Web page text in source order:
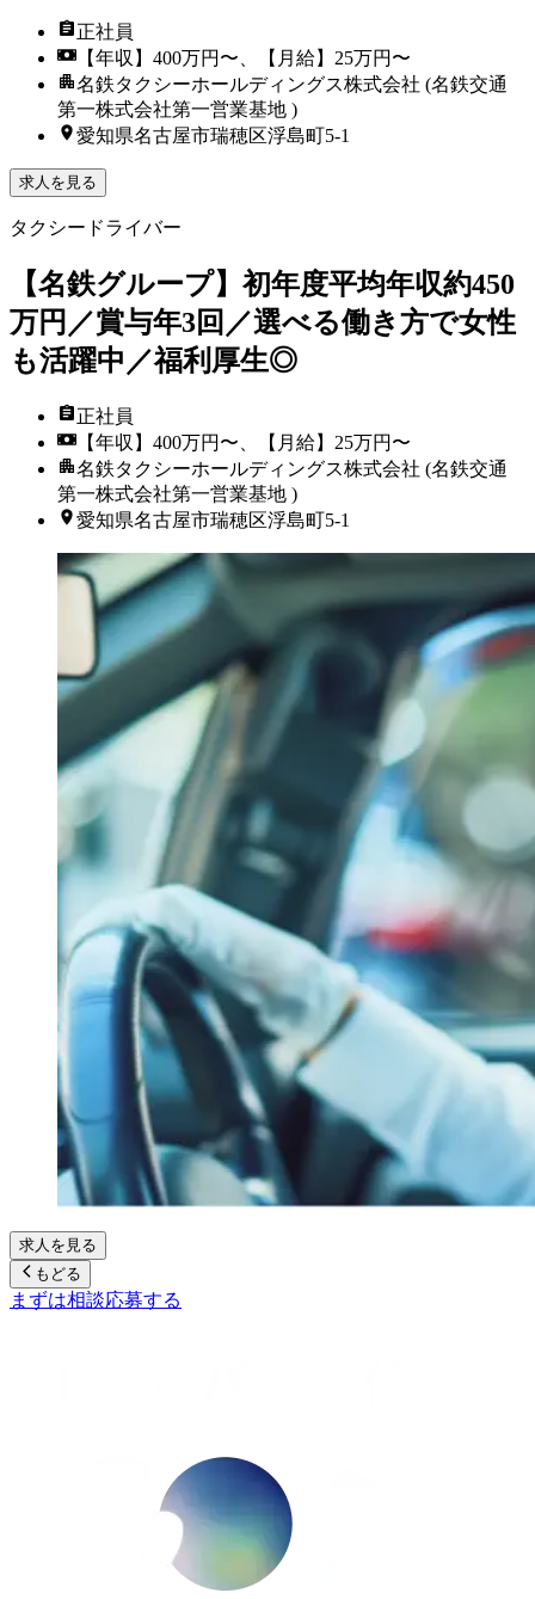
正社員
【年収】400万円〜、【月給】25万円〜
名鉄タクシーホールディングス株式会社 (名鉄交通
第一株式会社第一営業基地 )
愛知県名古屋市瑞穂区浮島町5-1
求人を見る
タクシードライバー
【名鉄グループ】初年度平均年収約450
万円／賞与年3回／選べる働き方で女性
も活躍中／福利厚生◎
正社員
【年収】400万円〜、【月給】25万円〜
名鉄タクシーホールディングス株式会社 (名鉄交通
第一株式会社第一営業基地 )
愛知県名古屋市瑞穂区浮島町5-1
求人を見る
もどる
まずは相談応募する